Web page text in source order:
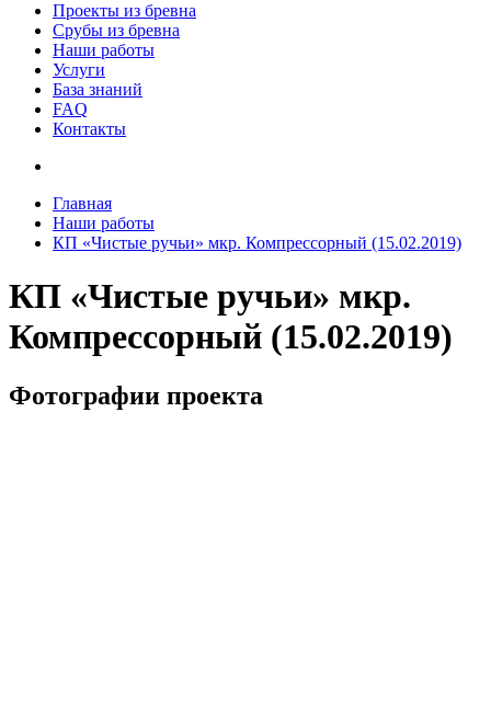
Проекты из бревна
Срубы из бревна
Наши работы
Услуги
База знаний
FAQ
Контакты
Главная
Наши работы
КП «Чистые ручьи» мкр. Компрессорный (15.02.2019)
КП «Чистые ручьи» мкр.
Компрессорный (15.02.2019)
Фотографии проекта